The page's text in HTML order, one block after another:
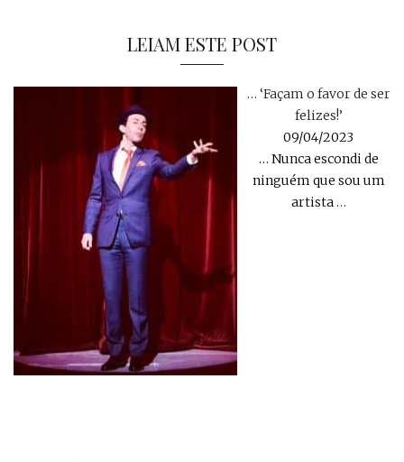
LEIAM ESTE POST
… ‘Façam o favor de ser
felizes!’
09/04/2023
… Nunca escondi de
ninguém que sou um
artista…